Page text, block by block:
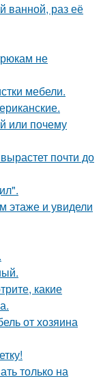
ванной, раз её
не
мебели.
или почему
почти до
этаже и увидели
какие
от хозяина
только на